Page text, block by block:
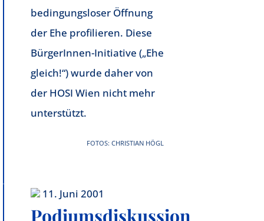
bedingungsloser Öffnung
der Ehe profilieren. Diese
BürgerInnen-Initiative („Ehe
gleich!“) wurde daher von
der HOSI Wien nicht mehr
unterstützt.
FOTOS: CHRISTIAN HÖGL
11. Juni 2001
Podiumsdiskussion